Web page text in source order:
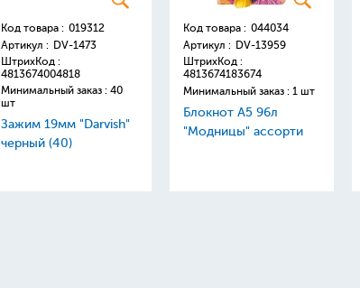
Код товара : 019312
Артикул : DV-1473
ШтрихКод :
4813674004818
Минимальный заказ : 40
шт
Зажим 19мм "Darvish"
черный (40)
Код товара : 044034
Артикул : DV-13959
ШтрихКод :
4813674183674
Минимальный заказ : 1 шт
Блокнот А5 96л
"Модницы" ассорти